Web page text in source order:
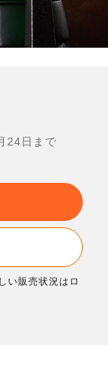
24日まで
い販売状況はロ